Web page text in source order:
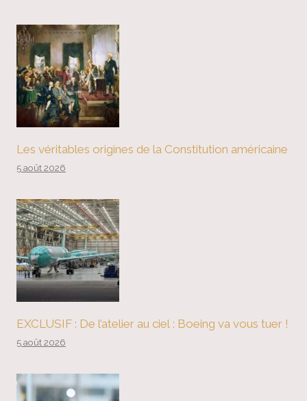
Les véritables origines de la Constitution américaine
5 août 2026
EXCLUSIF : De l’atelier au ciel : Boeing va vous tuer !
5 août 2026